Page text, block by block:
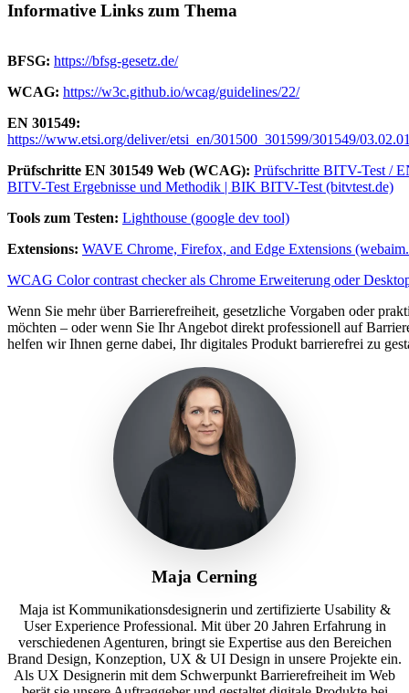
Informative Links zum Thema
BFSG: https://bfsg-gesetz.de/
WCAG: https://w3c.github.io/wcag/guidelines/22/
EN 301549:
https://www.etsi.org/deliver/etsi_en/301500_301599/301549/
Prüfschritte EN 301549 Web (WCAG): Prüfschritte BITV-Test /
BITV-Test Ergebnisse und Methodik | BIK BITV-Test (bitvtest.de)
Tools zum Testen: Lighthouse (google dev tool)
Extensions: WAVE Chrome, Firefox, and Edge Extensions
WCAG Color contrast checker als Chrome Erweiterung oder
Wenn Sie mehr über Barrierefreiheit, gesetzliche Vorgaben oder
möchten – oder wenn Sie Ihr Angebot direkt professionell auf
helfen wir Ihnen gerne dabei, Ihr digitales Produkt barrierefrei zu
Maja Cerning
Maja ist Kommunikationsdesignerin und zertifizierte Usability &
User Experience Professional. Mit über 20 Jahren Erfahrung in
verschiedenen Agenturen, bringt sie Expertise aus den Bereichen
Brand Design, Konzeption, UX & UI Design in unsere Projekte ein.
Als UX Designerin mit dem Schwerpunkt Barrierefreiheit im Web